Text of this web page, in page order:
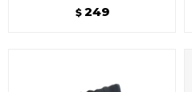
$ 249